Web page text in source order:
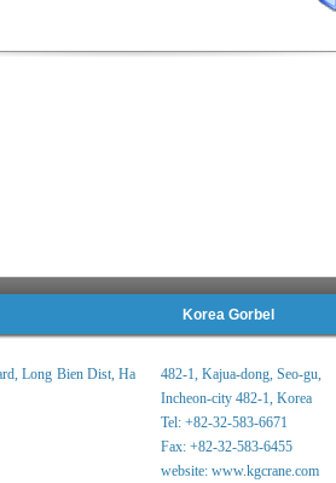
Korea Gorbel
Long Bien Dist, Ha
482-1, Kajua-dong, Seo-gu,
Incheon-city 482-1, Korea
Tel: +82-32-583-6671
Fax: +82-32-583-6455
website: www.kgcrane.com